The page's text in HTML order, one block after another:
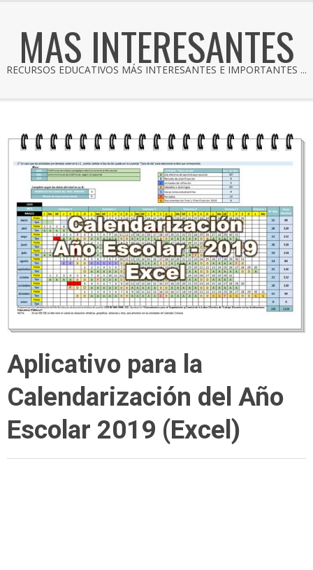
MAS INTERESANTES
RECURSOS EDUCATIVOS MÁS INTERESANTES E IMPORTANTES ...
Aplicativo para la
Calendarización del Año
Escolar 2019 (Excel)